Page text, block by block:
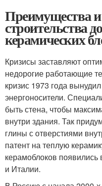
Преимущества и
строительства
керамических
Кризисы заставляют
недорогие работающие
кризис 1973 года
энергоносители.
быть стена, чтобы
внутри здания. Так
глины с отверстиями
патент на теплую
керамоблоков
и Италии.